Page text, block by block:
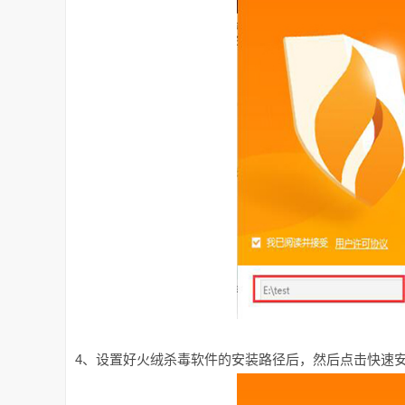
4、设置好火绒杀毒软件的安装路径后，然后点击快速